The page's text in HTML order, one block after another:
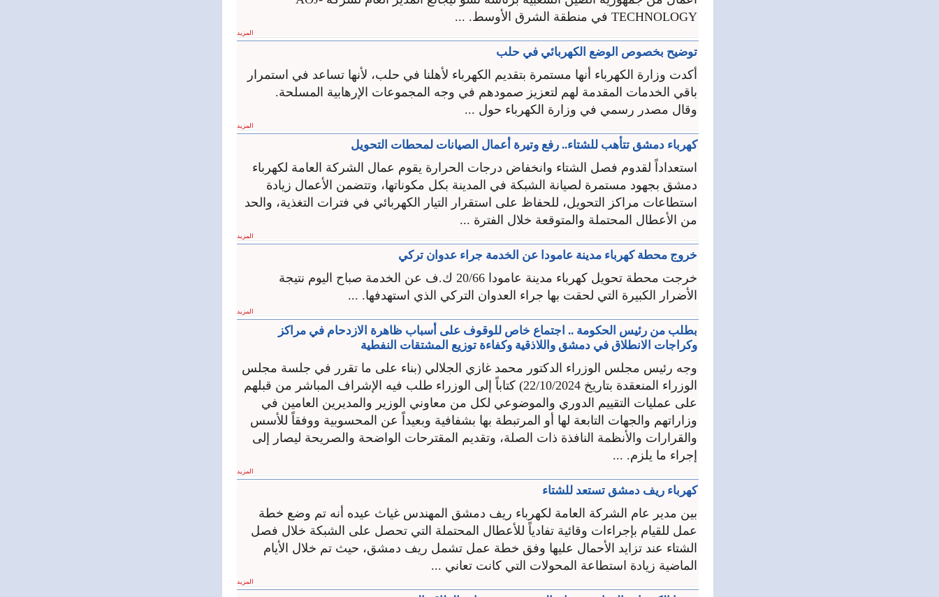
TECHNOLOGY‏ في منطقة الشرق الأوسط.‏ ...
المزيد
توضيح بخصوص الوضع الكهربائي في حلب
أكدت وزارة الكهرباء أنها مستمرة ‏بتقديم الكهرباء لأهلنا في حلب، لأنها تساعد في ‏استمرار
‏باقي الخدمات المقدمة لهم لتعزيز ‏صمودهم في وجه المجموعات ‏الإرهابية ‏المسلحة.‏
وقال مصدر رسمي في وزارة الكهرباء حول ...
المزيد
كهرباء دمشق تتأهب للشتاء.. رفع وتيرة أعمال الصيانات لمحطات التحويل
استعداداً لقدوم فصل الشتاء وانخفاض درجات الحرارة يقوم عمال الشركة العامة لكهرباء
دمشق بجهود مستمرة لصيانة الشبكة في المدينة بكل مكوناتها، وتتضمن الأعمال زيادة
استطاعات مراكز التحويل، للحفاظ على استقرار التيار الكهربائي في فترات التغذية، والحد
من الأعطال المحتملة والمتوقعة خلال الفترة ...
المزيد
خروج محطة كهرباء مدينة عامودا عن الخدمة جراء عدوان تركي
خرجت محطة تحويل كهرباء مدينة عامودا 20/66 ك.ف عن الخدمة صباح اليوم نتيجة
الأضرار الكبيرة التي لحقت بها جراء العدوان التركي الذي استهدفها. ...
المزيد
بطلب من رئيس الحكومة .. اجتماع خاص للوقوف على أسباب ظاهرة الازدحام في مراكز
وكراجات الانطلاق في دمشق واللاذقية وكفاءة توزيع المشتقات النفطية
وجه رئيس مجلس الوزراء الدكتور محمد غازي الجلالي (بناء على ما تقرر في جلسة مجلس
الوزراء المنعقدة بتاريخ 22/10/2024) كتاباً إلى الوزراء طلب فيه الإشراف المباشر من قبلهم
على عمليات التقييم الدوري والموضوعي لكل من معاوني الوزير والمديرين العامين في
وزاراتهم والجهات التابعة لها أو المرتبطة بها بشفافية وبعيداً عن المحسوبية ووفقاً للأسس
والقرارات والأنظمة النافذة ذات الصلة، وتقديم المقترحات الواضحة والصريحة ليصار إلى
إجراء ما يلزم. ...
المزيد
كهرباء ريف دمشق تستعد للشتاء
بين مدير عام الشركة العامة لكهرباء ريف دمشق المهندس غياث عيده أنه تم وضع خطة
عمل للقيام بإجراءات وقائية تفادياً للأعطال المحتملة التي تحصل على الشبكة خلال فصل
الشتاء عند تزايد الأحمال عليها وفق خطة عمل تشمل ريف دمشق، حيث تم خلال الأيام
الماضية زيادة استطاعة المحولات التي كانت تعاني ...
المزيد